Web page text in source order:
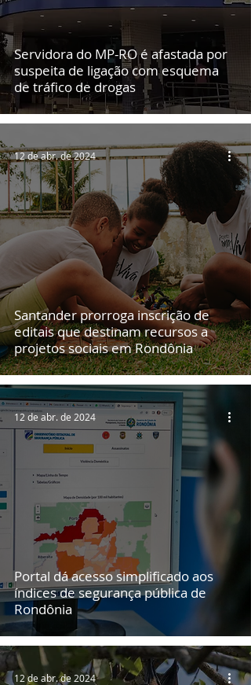
Servidora do MP-RO é afastada por
suspeita de ligação com esquema
de tráfico de drogas
Santander prorroga inscrição de
editais que destinam recursos a
projetos sociais em Rondônia
12 de abr. de 2024
Portal dá acesso simplificado aos
índices de segurança pública de
Rondônia
12 de abr. de 2024
12 de abr. de 2024